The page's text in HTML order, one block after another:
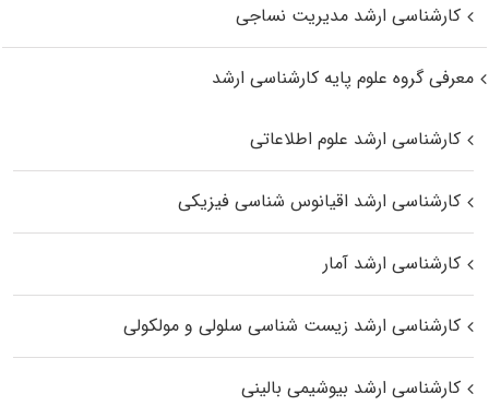
کارشناسی ارشد مدیریت نساجی
معرفی گروه علوم پایه کارشناسی ارشد
کارشناسی ارشد علوم اطلاعاتی
کارشناسی ارشد اقیانوس‌ شناسی فیزیکی
کارشناسی ارشد آمار
کارشناسی ارشد زیست شناسی سلولی و مولکولی
کارشناسی ارشد بیوشیمی بالینی